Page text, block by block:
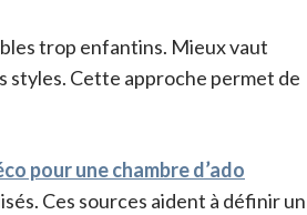
trop enfantins. Mieux vaut
styles. Cette approche permet de
pour une chambre d’ado
Ces sources aident à définir un